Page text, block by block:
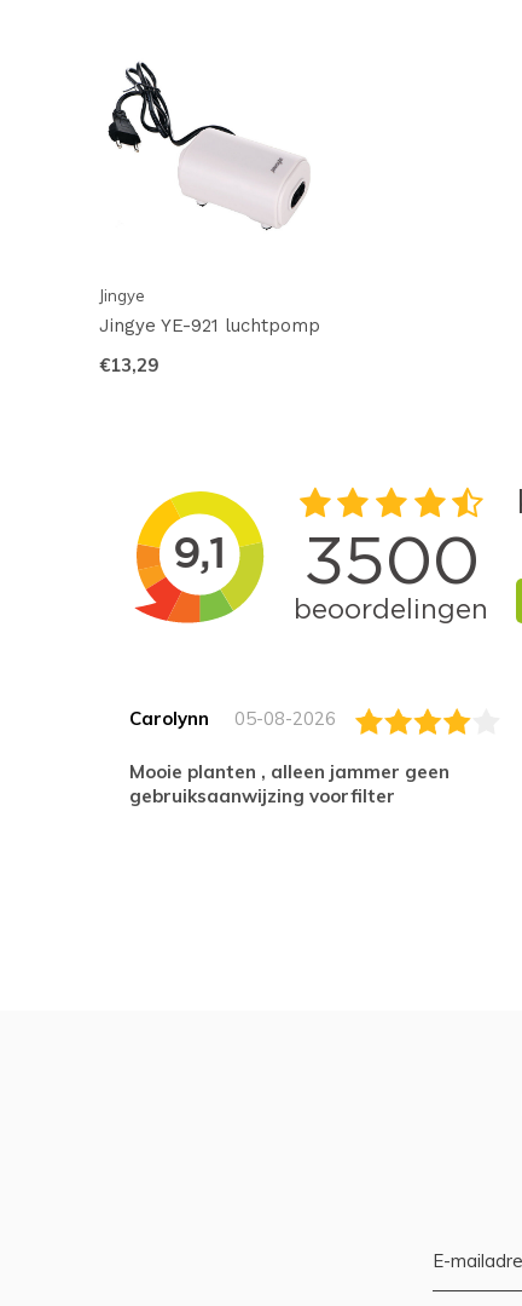
Jingye
Jingye YE-921 luchtpomp
€13,29
Carolynn 05-08-2026
Mooie planten , alleen jammer geen
gebruiksaanwijzing voorfilter